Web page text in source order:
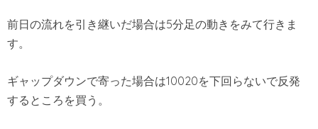
前日の流れを引き継いだ場合は5分足の動きをみて行きま
す。
ギャップダウンで寄った場合は10020を下回らないで反発
するところを買う。